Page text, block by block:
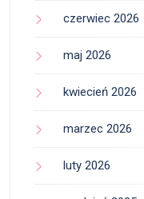
czerwiec 2026
maj 2026
kwiecień 2026
marzec 2026
luty 2026